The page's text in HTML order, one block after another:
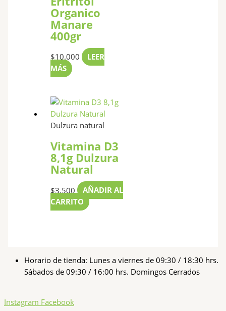
Organico
Manare
400gr
$10.000
LEER
MÁS
Dulzura natural
Vitamina D3
8,1g Dulzura
Natural
$3.500
AÑADIR AL
CARRITO
Horario de tienda: Lunes a viernes de 09:30 / 18:30 hrs.
Sábados de 09:30 / 16:00 hrs. Domingos Cerrados
Instagram Facebook